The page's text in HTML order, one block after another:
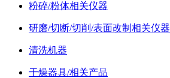
粉碎/粉体相关仪器
研磨/切断/切削/表面改制相关仪器
清洗机器
干燥器具/相关产品